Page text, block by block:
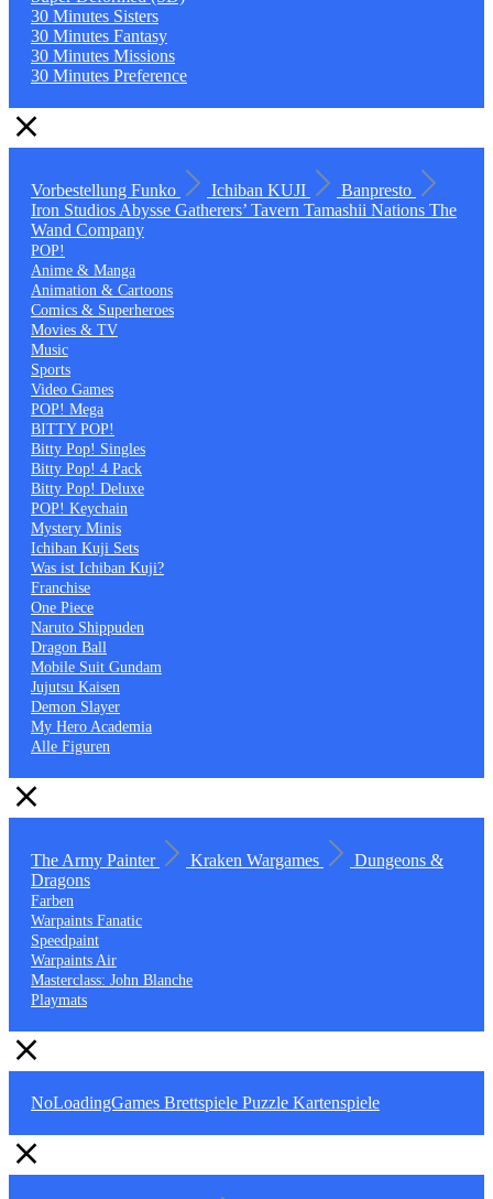
30 Minutes Sisters
30 Minutes Fantasy
30 Minutes Missions
30 Minutes Preference
Vorbestellung Funko Ichiban KUJI
Banpresto
Iron Studios Abysse Gatherers’ Tavern Tamashii Nations The
Wand Company
POP!
Anime & Manga
Animation & Cartoons
Comics & Superheroes
Movies & TV
Music
Sports
Video Games
POP! Mega
BITTY POP!
Bitty Pop! Singles
Bitty Pop! 4 Pack
Bitty Pop! Deluxe
POP! Keychain
Mystery Minis
Ichiban Kuji Sets
Was ist Ichiban Kuji?
Franchise
One Piece
Naruto Shippuden
Dragon Ball
Mobile Suit Gundam
Jujutsu Kaisen
Demon Slayer
My Hero Academia
Alle Figuren
The Army Painter Kraken Wargames
Dungeons &
Dragons
Farben
Warpaints Fanatic
Speedpaint
Warpaints Air
Masterclass: John Blanche
Playmats
NoLoadingGames Brettspiele Puzzle Kartenspiele